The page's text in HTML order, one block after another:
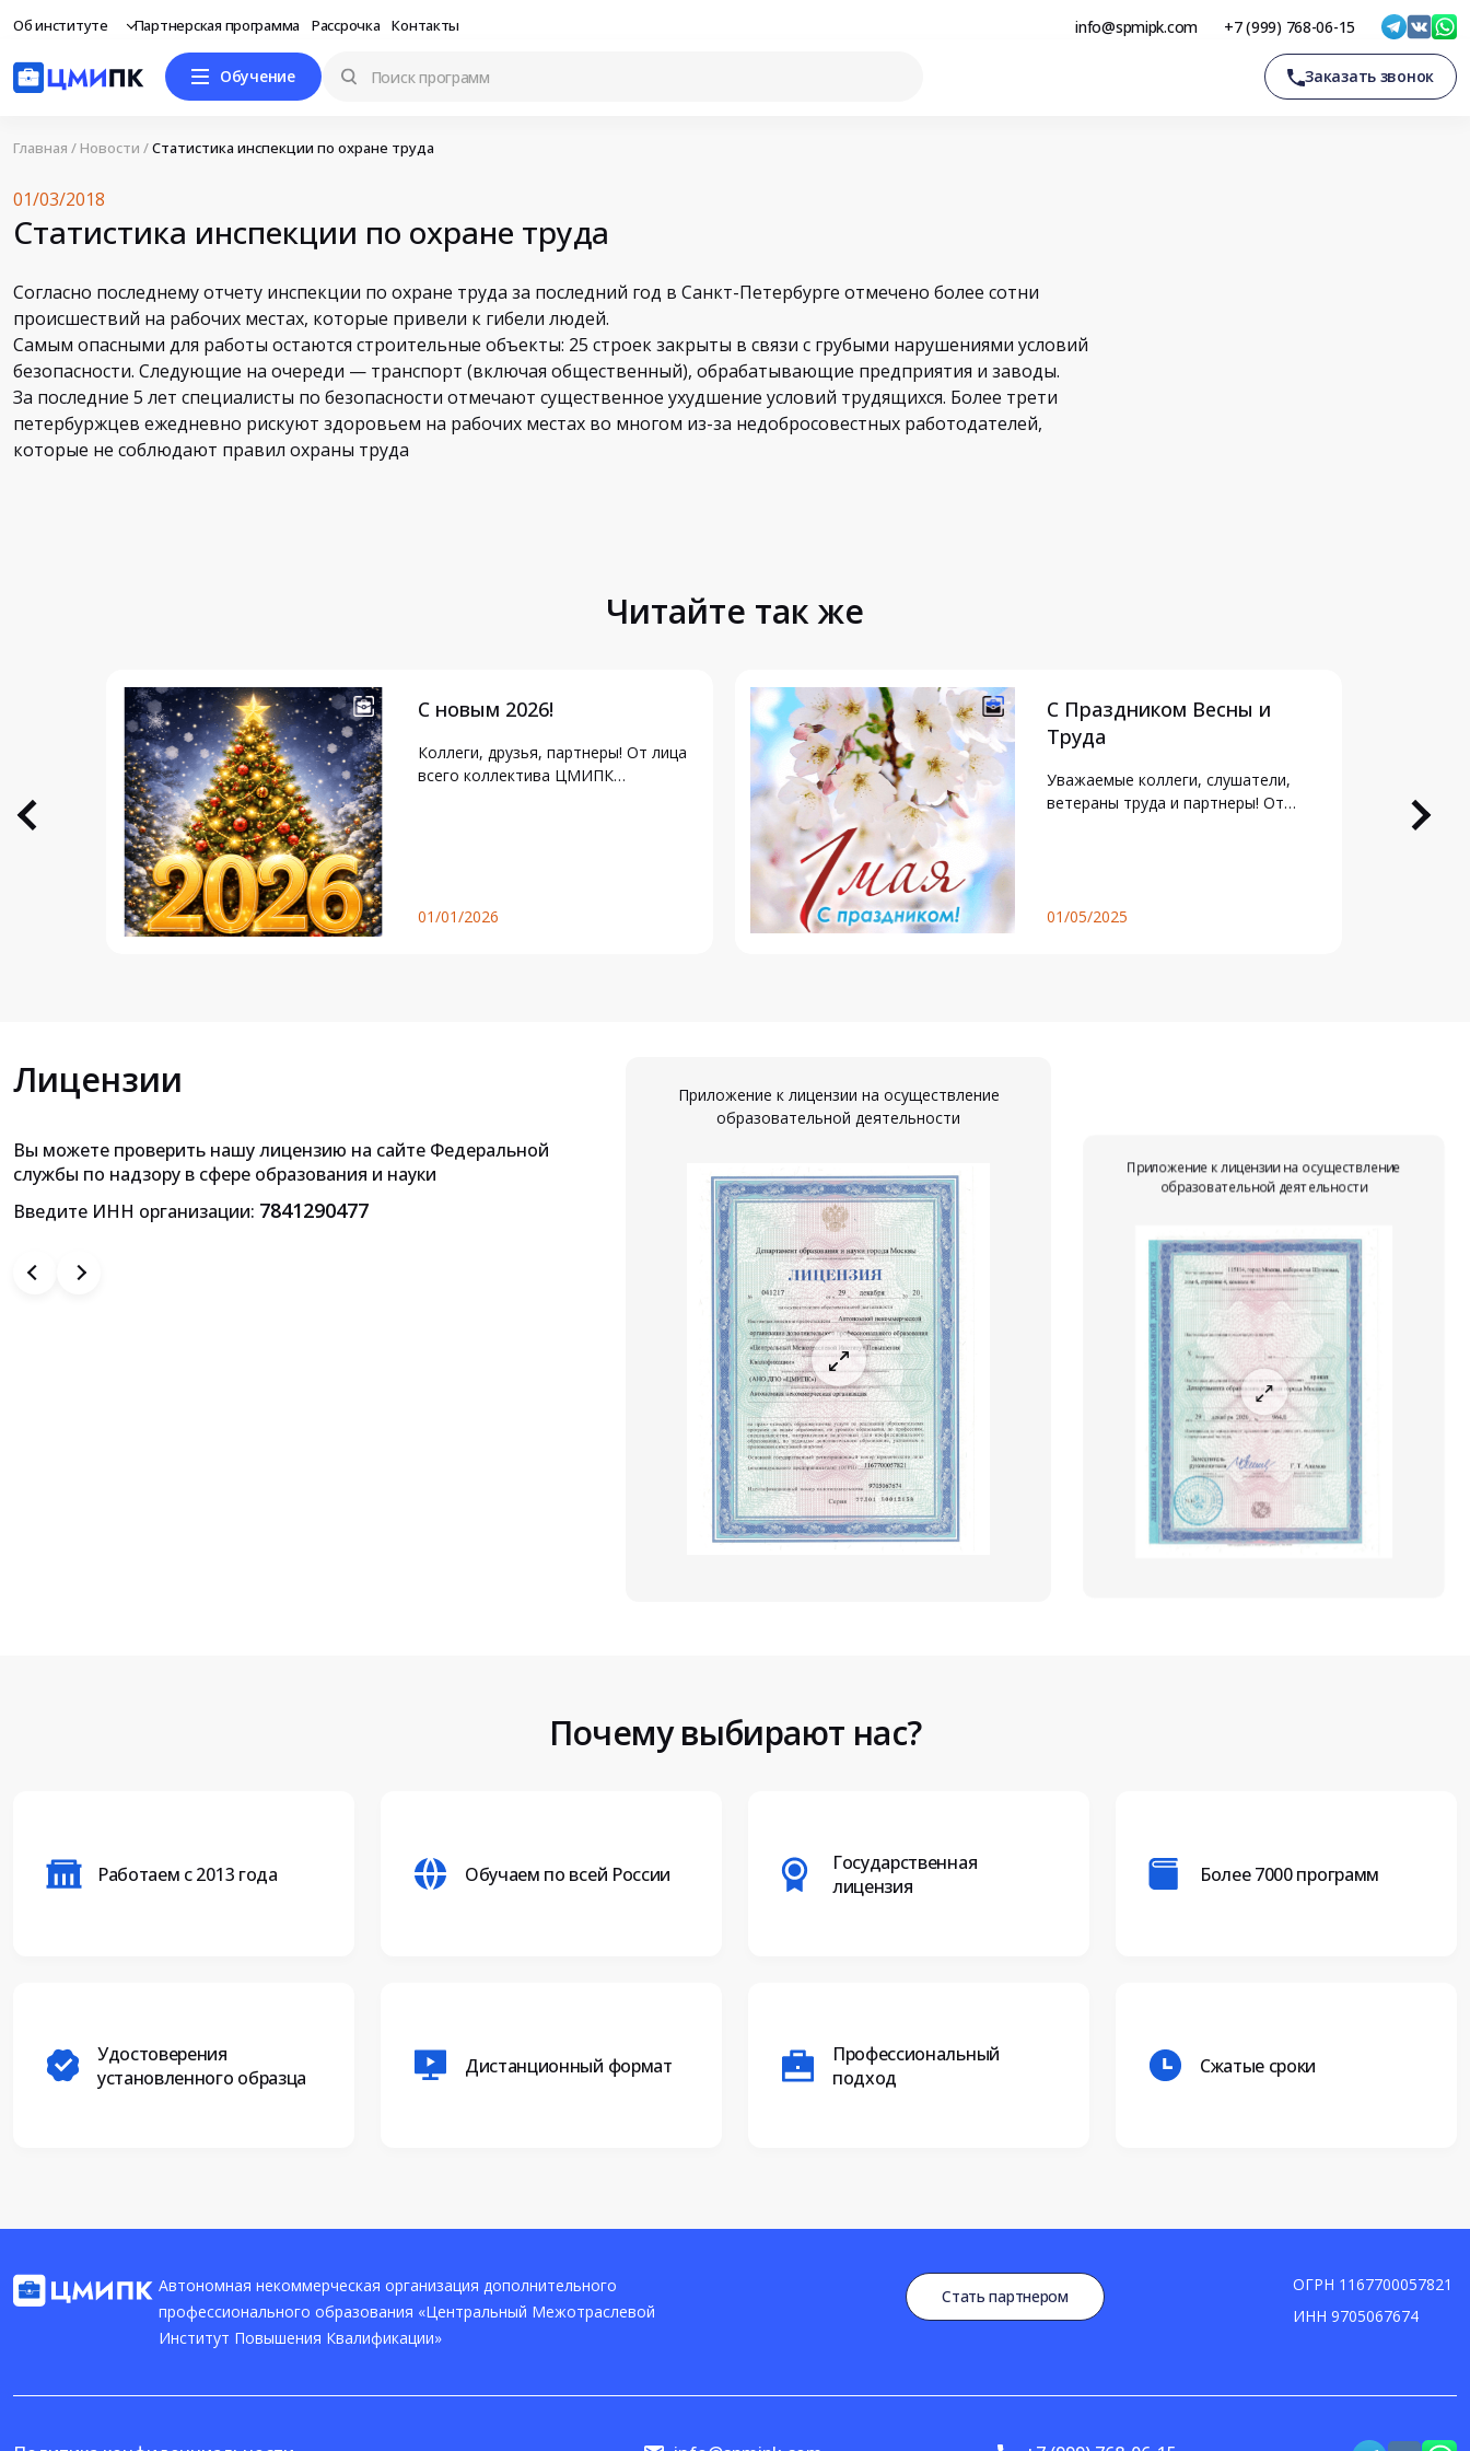
Об институте Партнерская программа Рассрочка Контакты info@spmipk.com +7 (999) 768-06-15
Обучение Заказать звонок
Главная / Новости /Статистика инспекции по охране труда
01/03/2018
Статистика инспекции по охране труда
Согласно последнему отчету инспекции по охране труда за последний год в Санкт-Петербурге отмечено более сотни
происшествий на рабочих местах, которые привели к гибели людей.
Самым опасными для работы остаются строительные объекты: 25 строек закрыты в связи с грубыми нарушениями условий
безопасности. Следующие на очереди — транспорт (включая общественный), обрабатывающие предприятия и заводы.
За последние 5 лет специалисты по безопасности отмечают существенное ухудшение условий трудящихся. Более трети
петербуржцев ежедневно рискуют здоровьем на рабочих местах во многом из-за недобросовестных работодателей,
которые не соблюдают правил охраны труда
Читайте так же
С новым 2026!
Коллеги, друзья, партнеры! От лица
всего коллектива ЦМИПК…
01/01/2026
С Праздником Весны и
Труда
Уважаемые коллеги, слушатели,
ветераны труда и партнеры! От…
01/05/2025
Лицензии
Вы можете проверить нашу лицензию на сайте Федеральной
службы по надзору в сфере образования и науки
Введите ИНН организации: 7841290477
Приложение к лицензии на осуществление
образовательной деятельности
Приложение к лицензии на осуществление
образовательной деятельности
Приложение к лицензии на осуществление
образовательной деятельности
Почему выбирают нас?
Работаем с 2013 года Обучаем по всей России
Государственная
лицензия
Более 7000 программ
Удостоверения
установленного образца
Дистанционный формат
Профессиональный
подход
Сжатые сроки
Автономная некоммерческая организация дополнительного
профессионального образования «Центральный Межотраслевой
Институт Повышения Квалификации»
Стать партнером
ОГРН 1167700057821
ИНН 9705067674